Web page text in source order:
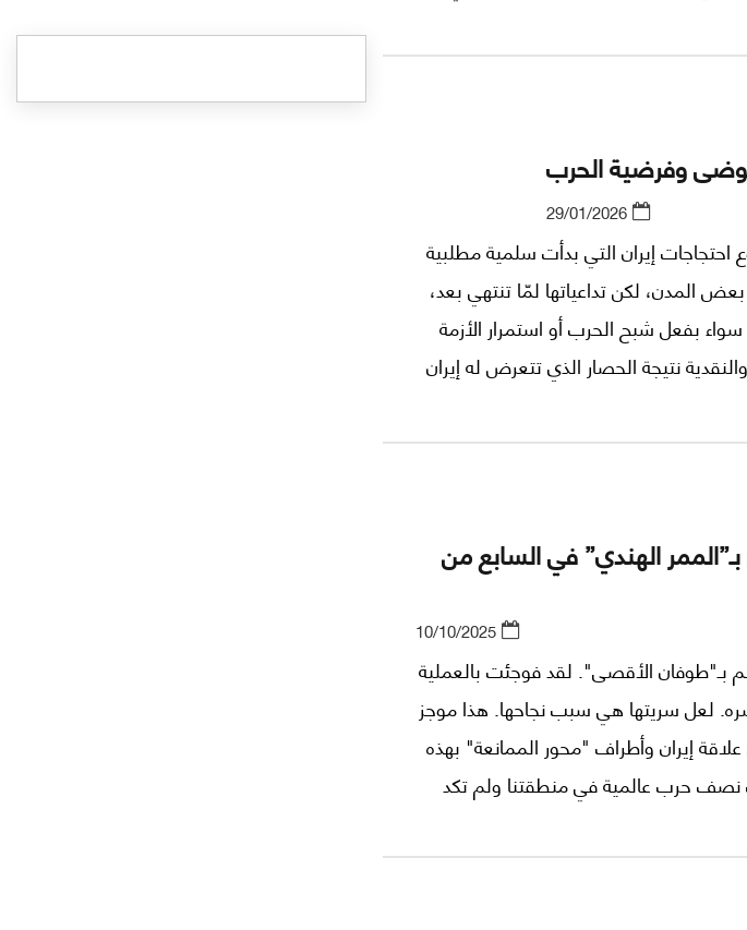
ووليّاً فقيهاً خلفاً لوالده السيد علي
وفرضية الحرب
29/01/2026
إيران التي بدأت سلمية مطلبية
لكن تداعياتها لمّا تنتهي بعد،
بفعل شبح الحرب أو استمرار الأزمة
نتيجة الحصار الذي تتعرض له إيران
مخطط نشر الفوضى لإسقاطه ثانياً،
ما حدث قد لا يكون إلا رأس جبل الجليد،
من مصادرها- و"لايؤخذ الشيء إلا من
الصغير- من خلال سرديات ثلاث:
والاحتواءات.
الهندي” في السابع من
10/10/2025
بـ"طوفان الأقصى". لقد فوجئت بالعملية
لعل سريتها هي سبب نجاحها. هذا موجز
إيران وأطراف "محور الممانعة" بهذه
نصف حرب عالمية في منطقتنا ولم تكد